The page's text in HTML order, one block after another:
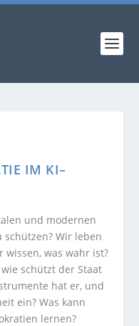
IM KI–
und modernen
schützen? Wir leben
wissen, was wahr ist?
schützt der Staat
hat er, und
ein? Was kann
lernen?